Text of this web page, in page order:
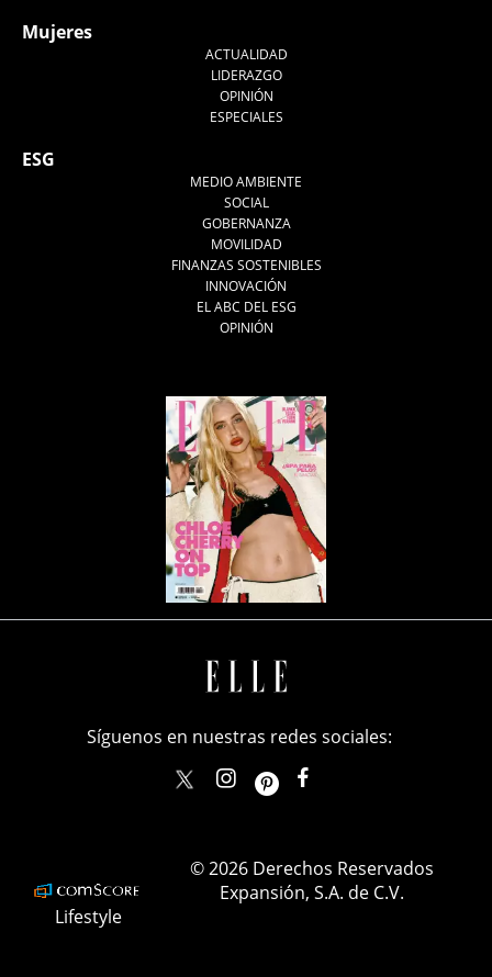
Mujeres
ACTUALIDAD
LIDERAZGO
OPINIÓN
ESPECIALES
ESG
MEDIO AMBIENTE
SOCIAL
GOBERNANZA
MOVILIDAD
FINANZAS SOSTENIBLES
INNOVACIÓN
EL ABC DEL ESG
OPINIÓN
Síguenos en nuestras redes sociales:
elle_mexicoellemexico
Lifestyle
© 2026 Derechos Reservados
Expansión, S.A. de C.V.